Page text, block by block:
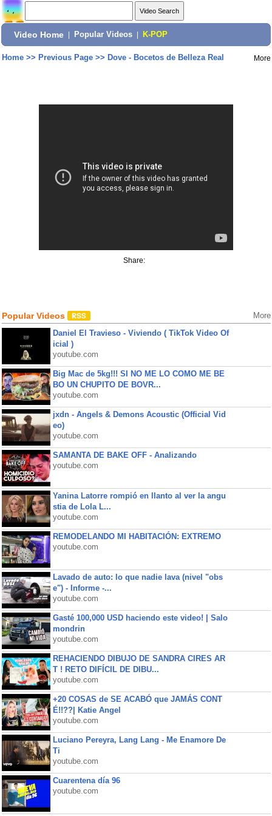
Video Home Popular Videos K-POP
Home>> Previous Page>> Dove - Bocetos de Belleza Real More
Share:
Popular Videos More
Daniel El Travieso - Viviendo ( TikTok Video Of
icial )
youtube.com
Big Mac de 5kg!!! SI NO ME LO COMO ME BE
BO UN CHUPITO DE BOVR...
youtube.com
jxdn - Angels & Demons Acoustic (Official Vid
eo)
youtube.com
SAMANTA DE BAKE OFF - Analizando
youtube.com
Yanina Latorre rompió en llanto al ver la angu
stia de Lola L...
youtube.com
REMODELANDO MI HABITACIÓN: EXTREMO
youtube.com
Lavado de auto: lo que nadie lava (nivel "obs
e") - Informe -...
youtube.com
Gasté 100,000 USD haciendo este video! | Salo
mondrin
youtube.com
REHACIENDO DIBUJO DE SANDRA CIRES AR
T ! RETO DIFÍCIL DE DIBU...
youtube.com
+20 COSAS de SE ACABÓ que JAMÁS CONT
É!!??| Katie Angel
youtube.com
Luciano Pereyra, Lang Lang - Me Enamore De
Ti
youtube.com
Cuarentena día 96
youtube.com